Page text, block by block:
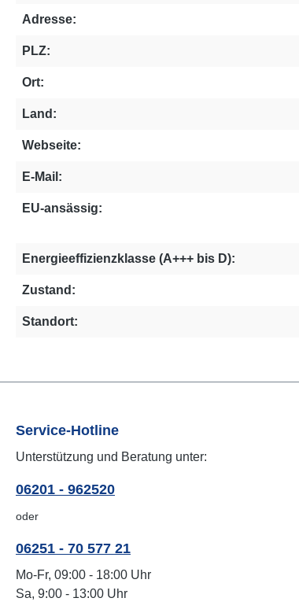
Adresse:
PLZ:
Ort:
Land:
Webseite:
E-Mail:
EU-ansässig:
Energieeffizienzklasse (A+++ bis D):
Zustand:
Standort:
Service-Hotline
Unterstützung und Beratung unter:
06201 - 962520
oder
06251 - 70 577 21
Mo-Fr, 09:00 - 18:00 Uhr
Sa, 9:00 - 13:00 Uhr